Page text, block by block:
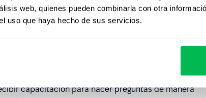
web, quienes pueden combinarla con otra
uso que haya hecho de sus servicios.
puede presentar ciertos
capacitación para hacer preguntas de manera